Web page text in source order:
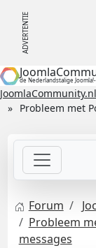
de Nederlandstalige
JoomlaCommunity.nl
Probleem met
Forum
Probleem
messages